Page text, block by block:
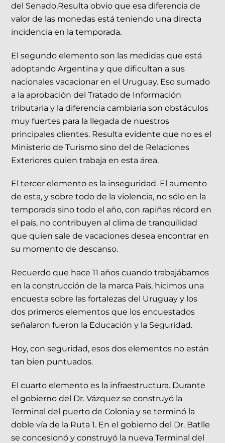
del Senado.Resulta obvio que esa diferencia de
valor de las monedas está teniendo una directa
incidencia en la temporada.
El segundo elemento son las medidas que está
adoptando Argentina y que dificultan a sus
nacionales vacacionar en el Uruguay. Eso sumado
a la aprobación del Tratado de Información
tributaria y la diferencia cambiaria son obstáculos
muy fuertes para la llegada de nuestros
principales clientes. Resulta evidente que no es el
Ministerio de Turismo sino del de Relaciones
Exteriores quien trabaja en esta área.
El tercer elemento es la inseguridad. El aumento
de esta, y sobre todo de la violencia, no sólo en la
temporada sino todo el año, con rapiñas récord en
el país, no contribuyen al clima de tranquilidad
que quien sale de vacaciones desea encontrar en
su momento de descanso.
Recuerdo que hace 11 años cuando trabajábamos
en la construcción de la marca País, hicimos una
encuesta sobre las fortalezas del Uruguay y los
dos primeros elementos que los encuestados
señalaron fueron la Educación y la Seguridad.
Hoy, con seguridad, esos dos elementos no están
tan bien puntuados.
El cuarto elemento es la infraestructura. Durante
el gobierno del Dr. Vázquez se construyó la
Terminal del puerto de Colonia y se terminó la
doble vía de la Ruta 1. En el gobierno del Dr. Batlle
se concesionó y construyó la nueva Terminal del